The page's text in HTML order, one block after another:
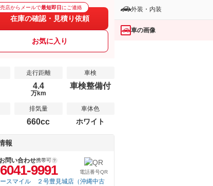
店からメールで最短即日 にご連絡
在庫の確認・見積り依頼
お気に入り
走行距離
4.4
万km
車検
車検整備付
排気量
660cc
車体色
ホワイト
報
問い合わせ携帯可
9991 電話番号QR
スマイル ２号豊見城店（沖縄中古
外装・内装
車の画像